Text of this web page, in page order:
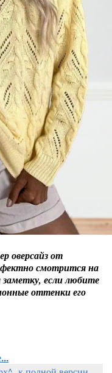
оверсайз от
смотрится на
если любите
оттенки его